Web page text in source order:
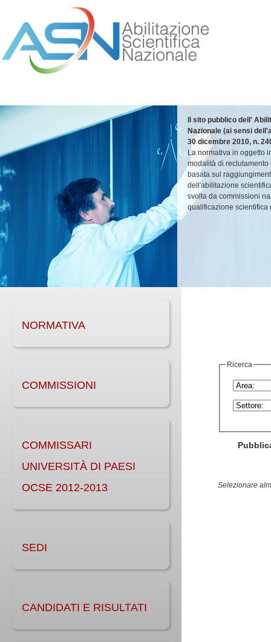
Il sito pubblico dell'
Nazionale (ai sensi
30 dicembre 2010, n.
La normativa in oggetto
modalità di
basata sul
dell'abilitazione
svolta da commissioni
qualificazione scientifica
NORMATIVA
COMMISSIONI
COMMISSARI
UNIVERSITÀ DI PAESI
OCSE 2012-2013
SEDI
CANDIDATI E RISULTATI
Ricerca
Selezionare